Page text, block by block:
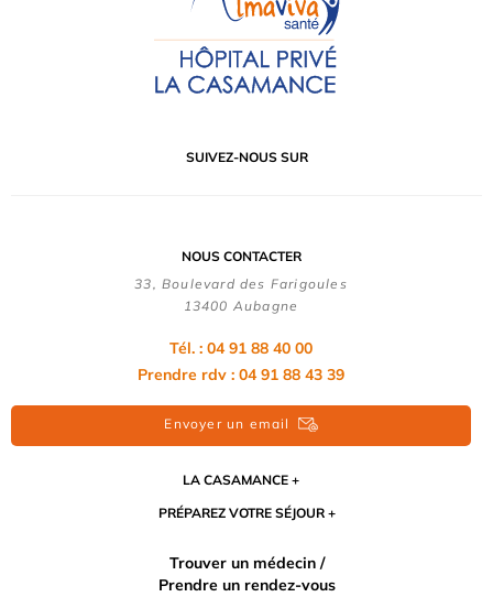
SUIVEZ-NOUS SUR
NOUS CONTACTER
33, Boulevard des Farigoules
13400 Aubagne
Tél. : 04 91 88 40 00
Prendre rdv : 04 91 88 43 39
Envoyer un email
LA CASAMANCE
PRÉPAREZ VOTRE SÉJOUR
Trouver un médecin /
Prendre un rendez-vous